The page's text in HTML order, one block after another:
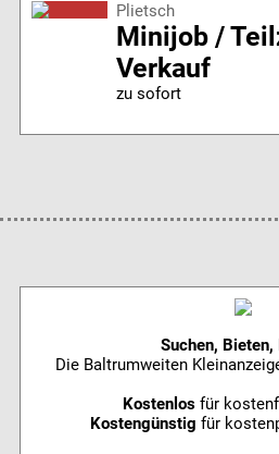
Plietsch
Minijob /
Verkauf
zu sofort
Suchen, Bieten,
Die Baltrumweiten
Kostenlos für
Kostengünstig für